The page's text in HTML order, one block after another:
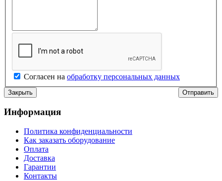
Согласен на обработку персональных данных
Закрыть
Информация
Политика конфиденциальности
Как заказать оборудование
Оплата
Доставка
Гарантии
Контакты